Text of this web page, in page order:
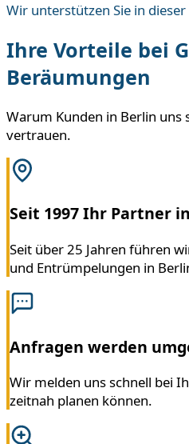
Wir unterstützen Sie in
Ihre Vorteile bei
Beräumungen
Warum Kunden in Berlin uns
vertrauen.
Seit 1997 Ihr Partner
Seit über 25 Jahren führen
und Entrümpelungen in
Anfragen werden
Wir melden uns schnell bei
zeitnah planen können.